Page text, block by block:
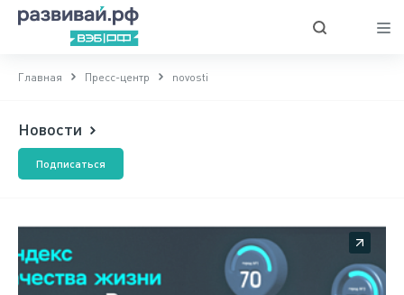
Главная Пресс-центр novosti
Новости
Подписаться